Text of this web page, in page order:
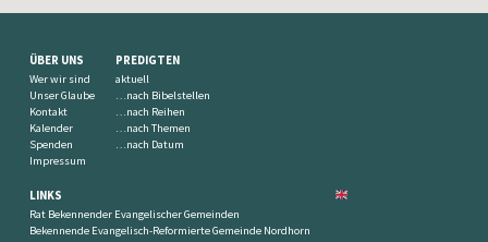
ÜBER UNS
Wer wir sind
Unser Glaube
Kontakt
Kalender
Spenden
Impressum
PREDIGTEN
aktuell
…nach Bibelstellen
…nach Reihen
…nach Themen
…nach Datum
LINKS
Rat Bekennender Evangelischer Gemeinden
Bekennende Evangelisch-Reformierte Gemeinde Nordhorn